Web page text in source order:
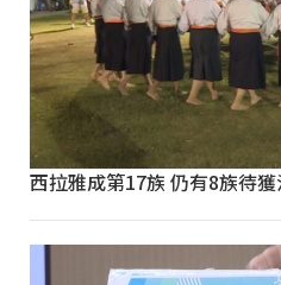
西拉雅成第17族 仍有8族待